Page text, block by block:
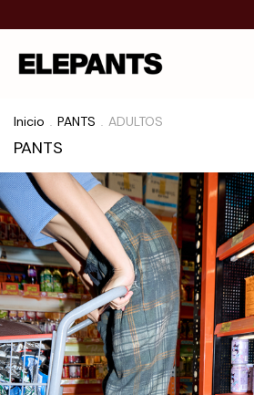
Inicio PANTS ADULTOS
PANTS